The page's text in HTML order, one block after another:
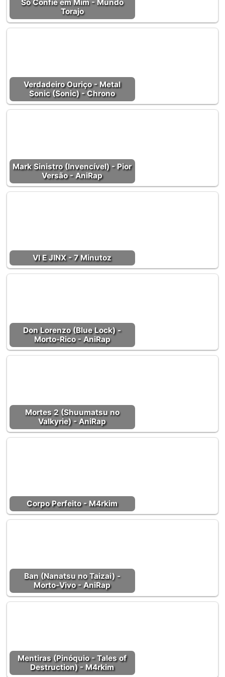
Só Confie em Mim - Mundo
Torajo
Verdadeiro Ouriço - Metal
Sonic (Sonic) - Chrono
Mark Sinistro (Invencível) - Pior
Versão - AniRap
VI E JINX - 7 Minutoz
Don Lorenzo (Blue Lock) -
Morto-Rico - AniRap
Mortes 2 (Shuumatsu no
Valkyrie) - AniRap
Corpo Perfeito - M4rkim
Ban (Nanatsu no Taizai) -
Morto-Vivo - AniRap
Mentiras (Pinóquio - Tales of
Destruction) - M4rkim